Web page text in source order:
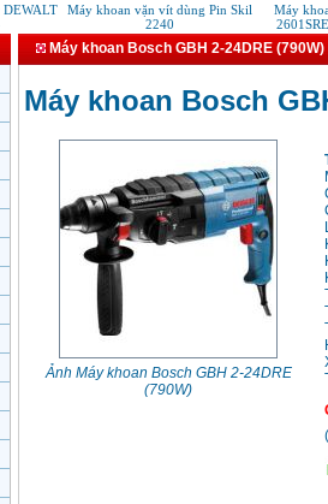
Máy khoan vặn vít dùng Pin Skil
2240
Máy
2601SRE
Máy khoan Bosch GBH 2-24DRE (790W)
Máy khoan Bosch
Ảnh Máy khoan Bosch GBH 2-24DRE
(790W)
(